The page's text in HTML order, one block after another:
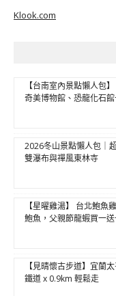
Klook.com
【台南室內景點懶人包
奇美博物館、恐龍化石
2026冬山景點懶人包｜
雙瀑布與禪風東林寺
【星曜雞湯】 台北鮑魚
鮑魚，父親節龍蝦買一
【見晴懷古步道】宜蘭
鐵道 x 0.9km 輕鬆走